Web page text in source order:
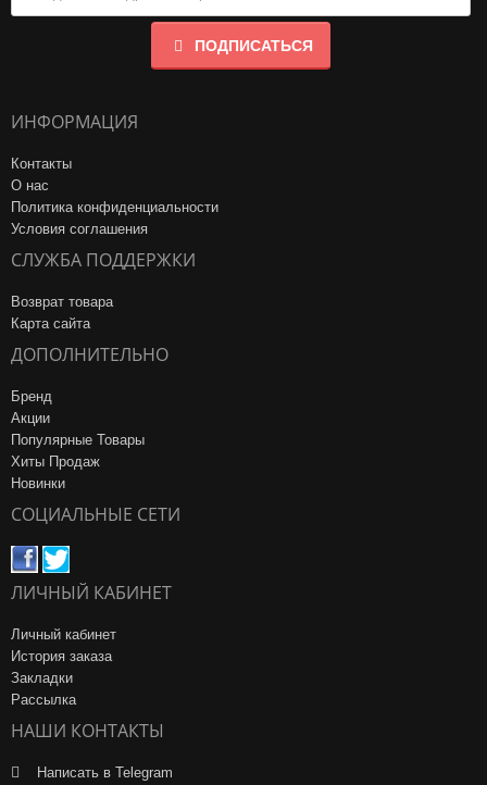
ПОДПИСАТЬСЯ
ИНФОРМАЦИЯ
Контакты
О нас
Политика конфиденциальности
Условия соглашения
СЛУЖБА ПОДДЕРЖКИ
Возврат товара
Карта сайта
ДОПОЛНИТЕЛЬНО
Бренд
Акции
Популярные Товары
Хиты Продаж
Новинки
СОЦИАЛЬНЫЕ СЕТИ
ЛИЧНЫЙ КАБИНЕТ
Личный кабинет
История заказа
Закладки
Рассылка
НАШИ КОНТАКТЫ
Написать в Telegram